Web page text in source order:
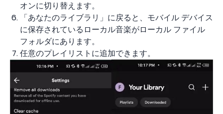
オンに切り替えます。
「あなたのライブラリ」に戻ると、モバイル デバイス
に保存されているローカル音楽がローカル ファイル
フォルダにあります。
任意のプレイリストに追加できます。